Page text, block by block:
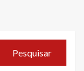
Pesquisar